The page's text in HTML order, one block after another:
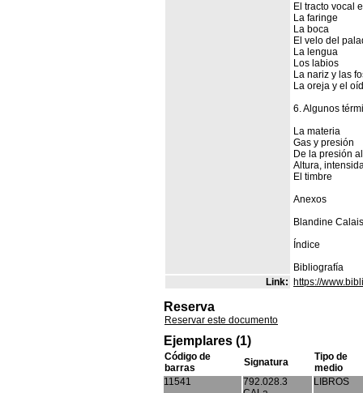
El tracto vocal
La faringe
La boca
El velo del
La lengua
Los labios
La nariz y las
La oreja y el
6. Algunos
La materia
Gas y presión
De la presión
Altura,
El timbre
Anexos
Blandine
Índice
Bibliografía
Link: https://
Reserva
Reservar este documento
Ejemplares (1)
Código de
barras
Signatura
Tipo de
medio
11541
792.028.3
LIBROS